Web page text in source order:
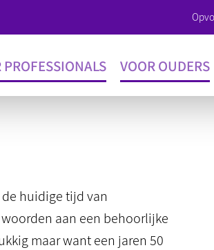
PROFESSIONALS VOOR OUDERS
huidige tijd van
aan een behoorlijke
maar want een jaren 50